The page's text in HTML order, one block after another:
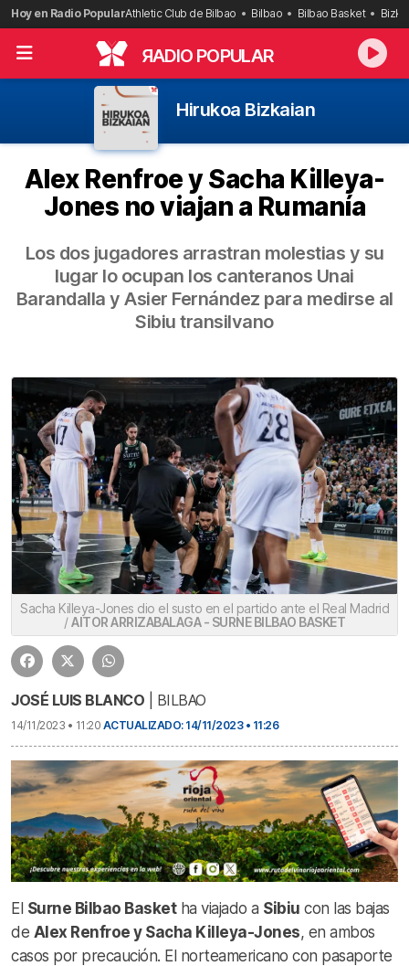
Saltar
al
contenido
Hoy en Radio PopularAthletic Club de Bilbao Bilbao Bilbao Basket
RADIO POPULAR
Hirukoa Bizkaian
Alex Renfroe y Sacha Killeya-
Jones no viajan a Rumanía
Los dos jugadores arrastran molestias y su
lugar lo ocupan los canteranos Unai
Barandalla y Asier Fernández para medirse al
Sibiu transilvano
Sacha Killeya-Jones dio el susto en el partido ante el Real Madrid
/AITOR ARRIZABALAGA - SURNE BILBAO BASKET
JOSÉ LUIS BLANCO | BILBAO
14/11/2023 • 11:20 ACTUALIZADO: 14/11/2023 • 11:26
El Surne Bilbao Basketha viajado a Sibiu con las bajas
de Alex Renfroe y Sacha Killeya-Jones, en ambos
casos por precaución. El norteamericano con pasaporte